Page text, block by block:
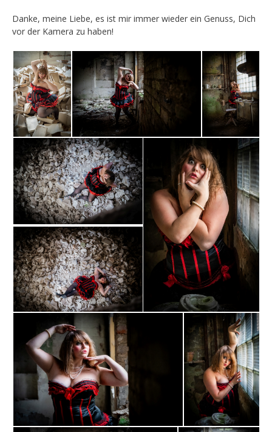
Danke, meine Liebe, es ist mir immer wieder ein Genuss, Dich
vor der Kamera zu haben!